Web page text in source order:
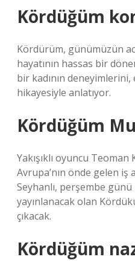
Kördüğüm
Kördürüm, günümüzün
hayatının hassas bir
bir kadının
hikayesiyle anlatıyor.
Kördüğüm
Yakışıklı oyuncu Teoman
Avrupa’nın önde gelen iş
Seyhanlı, perşembe
yayınlanacak olan
çıkacak.
Kördüğüm